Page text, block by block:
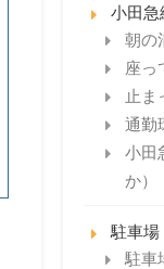
小田急
朝の
座っ
止ま
通勤
小田
か）
駐車場
駐車